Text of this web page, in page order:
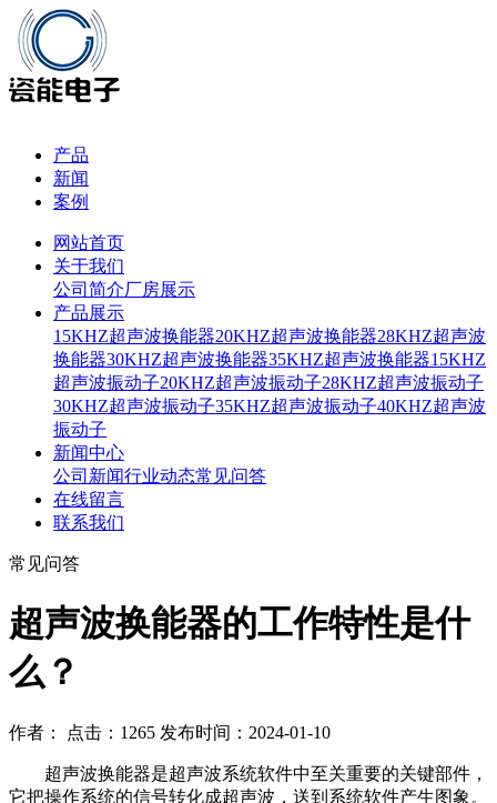
产品
新闻
案例
网站首页
关于我们
公司简介厂房展示
产品展示
15KHZ超声波换能器20KHZ超声波换能器28KHZ超声波
换能器30KHZ超声波换能器35KHZ超声波换能器15KHZ
超声波振动子20KHZ超声波振动子28KHZ超声波振动子
30KHZ超声波振动子35KHZ超声波振动子40KHZ超声波
振动子
新闻中心
公司新闻行业动态常见问答
在线留言
联系我们
常见问答
超声波换能器的工作特性是什
么？
作者： 点击：1265 发布时间：2024-01-10
超声波换能器是超声波系统软件中至关重要的关键部件，
它把操作系统的信号转化成超声波，送到系统软件产生图象。